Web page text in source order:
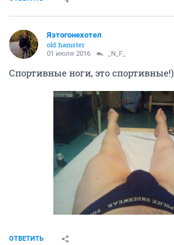
Яэтогонехотел
old hamster
01 июля 2016 _N_F_
Спортивные ноги, это спортивные!)
ОТВЕТИТЬ